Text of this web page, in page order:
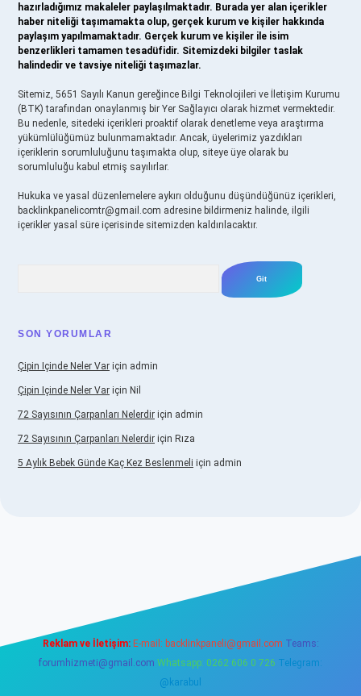
hazırladığımız makaleler paylaşılmaktadır. Burada yer alan içerikler
haber niteliği taşımamakta olup, gerçek kurum ve kişiler hakkında
paylaşım yapılmamaktadır. Gerçek kurum ve kişiler ile isim
benzerlikleri tamamen tesadüfidir. Sitemizdeki bilgiler taslak
halindedir ve tavsiye niteliği taşımazlar.
Sitemiz, 5651 Sayılı Kanun gereğince Bilgi Teknolojileri ve İletişim Kurumu
(BTK) tarafından onaylanmış bir Yer Sağlayıcı olarak hizmet vermektedir.
Bu nedenle, sitedeki içerikleri proaktif olarak denetleme veya araştırma
yükümlülüğümüz bulunmamaktadır. Ancak, üyelerimiz yazdıkları
içeriklerin sorumluluğunu taşımakta olup, siteye üye olarak bu
sorumluluğu kabul etmiş sayılırlar.
Hukuka ve yasal düzenlemelere aykırı olduğunu düşündüğünüz içerikleri,
backlinkpanelicomtr@gmail.com adresine bildirmeniz halinde, ilgili
içerikler yasal süre içerisinde sitemizden kaldırılacaktır.
SON YORUMLAR
Çipin Içinde Neler Var için admin
Çipin Içinde Neler Var için Nil
72 Sayısının Çarpanları Nelerdir için admin
72 Sayısının Çarpanları Nelerdir için Rıza
5 Aylık Bebek Günde Kaç Kez Beslenmeli için admin
Reklam ve İletişim: E-mail: backlinkpaneli@gmail.com Teams:
forumhizmeti@gmail.com Whatsapp: 0262 606 0 726 Telegram:
@karabul